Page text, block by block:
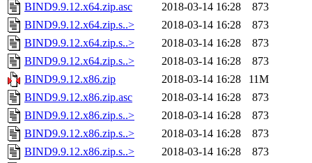
BIND9.9.12.x64.zip.asc
2018-03-14 16:28
873
BIND9.9.12.x64.zip.s..>
2018-03-14 16:28
873
BIND9.9.12.x64.zip.s..>
2018-03-14 16:28
873
BIND9.9.12.x64.zip.s..>
2018-03-14 16:28
873
BIND9.9.12.x86.zip
2018-03-14 16:28
11M
BIND9.9.12.x86.zip.asc
2018-03-14 16:28
873
BIND9.9.12.x86.zip.s..>
2018-03-14 16:28
873
BIND9.9.12.x86.zip.s..>
2018-03-14 16:28
873
BIND9.9.12.x86.zip.s..>
2018-03-14 16:28
873